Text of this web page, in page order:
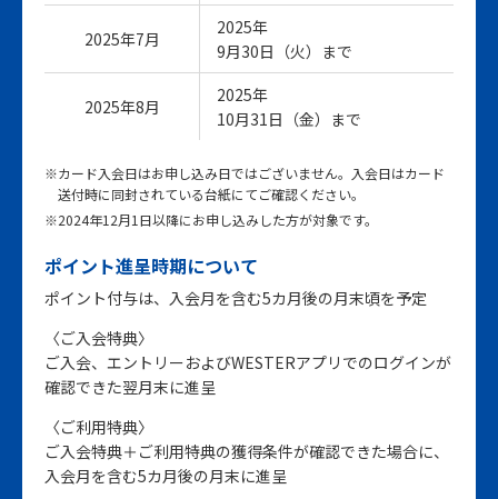
2025年7月
2025年
9月30日（火）まで
2025年8月
2025年
10月31日（金）まで
※カード入会日はお申し込み日ではございません。入会日はカード
送付時に同封されている台紙にてご確認ください。
※2024年12月1日以降にお申し込みした方が対象です。
ポイント進呈時期について
ポイント付与は、入会月を含む5カ月後の月末頃を予定
〈ご入会特典〉
ご入会、エントリーおよびWESTERアプリでのログインが
確認できた翌月末に進呈
〈ご利用特典〉
ご入会特典＋ご利用特典の獲得条件が確認できた場合に、
入会月を含む5カ月後の月末に進呈